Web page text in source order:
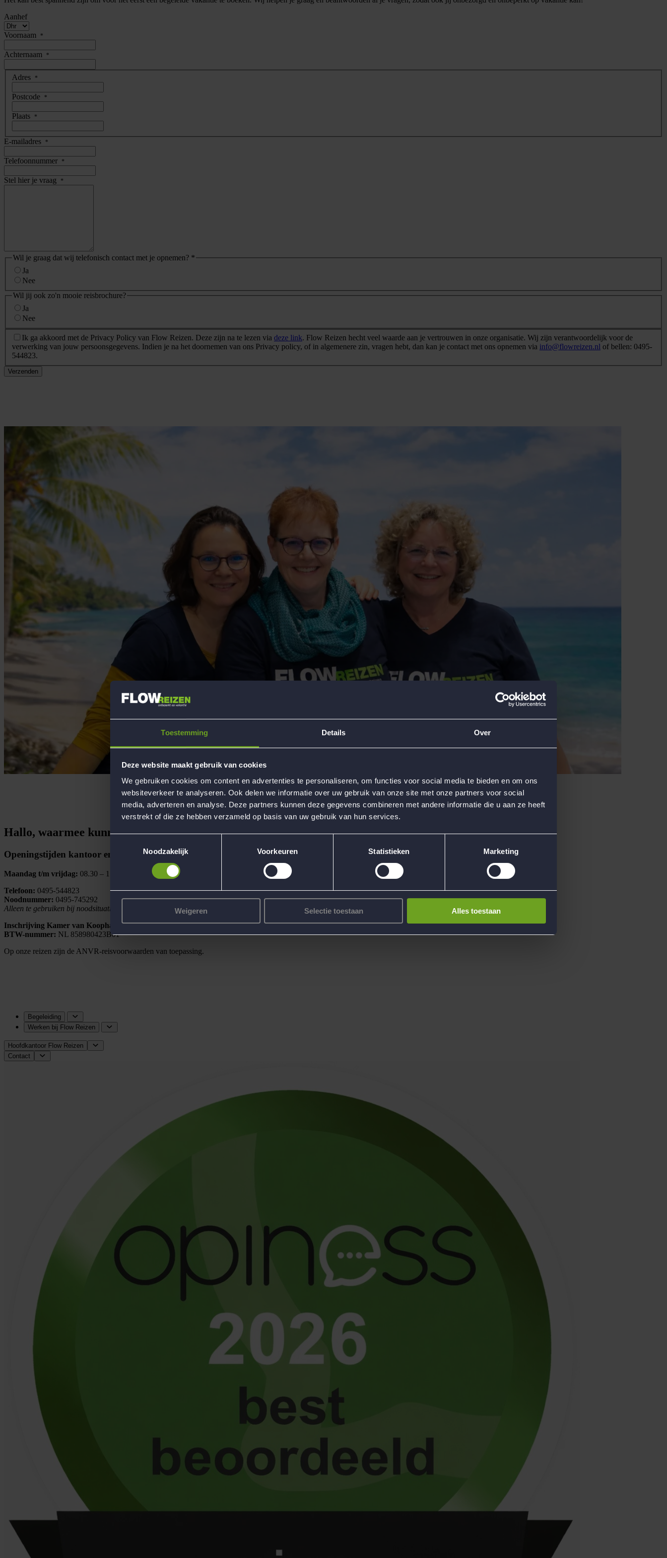
Toestemming Details Over
Deze website maakt gebruik van cookies
We gebruiken cookies om content en advertenties te personaliseren, om functies voor social media te bieden en om ons
websiteverkeer te analyseren. Ook delen we informatie over uw gebruik van onze site met onze partners voor social
media, adverteren en analyse. Deze partners kunnen deze gegevens combineren met andere informatie die u aan ze heeft
verstrekt of die ze hebben verzameld op basis van uw gebruik van hun services.
Noodzakelijk
Voorkeuren Statistieken Marketing
Weigeren Selectie toestaan Alles toestaan
Aanhef
Voornaam *
Achternaam *
adres
Adres *
Postcode *
Plaats *
E-mailadres *
Telefoonnummer *
Stel hier je vraag *
Wil je graag dat wij telefonisch contact met je opnemen? *
Ja
Nee
Wil jij ook zo'n mooie reisbrochure?
Ja
Nee
AVG *
Ik ga akkoord met de Privacy Policy van Flow Reizen. Deze zijn na te lezen via deze link. Flow Reizen hecht veel waarde aan je vertrouwen in onze organisatie. Wij zijn verantwoordelijk voor de
verwerking van jouw persoonsgegevens. Indien je na het doornemen van ons Privacy policy, of in algemenere zin, vragen hebt, dan kan je contact met ons opnemen via info@flowreizen.nl of bellen: 0495-
544823.
Verzenden
Hallo, waarmee kunnen we je helpen?
Openingstijden kantoor en klantenservice
Maandag t/m vrijdag: 08.30 – 17.00 uur
Telefoon: 0495-544823
Noodnummer: 0495-745292
Alleen te gebruiken bij noodsituaties tijdens de reizen.
Inschrijving Kamer van Koophandel:72087129
BTW-nummer: NL 858980423B01
Op onze reizen zijn de ANVR-reisvoorwaarden van toepassing.
Begeleiding
Werken bij Flow Reizen
Hoofdkantoor Flow Reizen
Contact